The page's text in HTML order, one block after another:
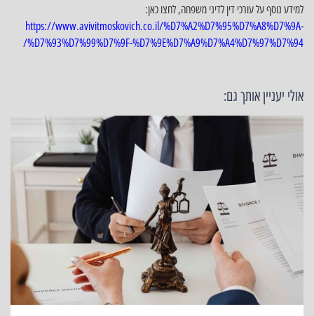
למידע נוסף על עורכי דין לדיני משפחה, לחצו כאן:
https://www.avivitmoskovich.co.il/%D7%A2%D7%95%D7%A8%D7%9A-
%D7%93%D7%99%D7%9F-%D7%9E%D7%A9%D7%A4%D7%97%D7%94/
אולי יעניין אותך גם: